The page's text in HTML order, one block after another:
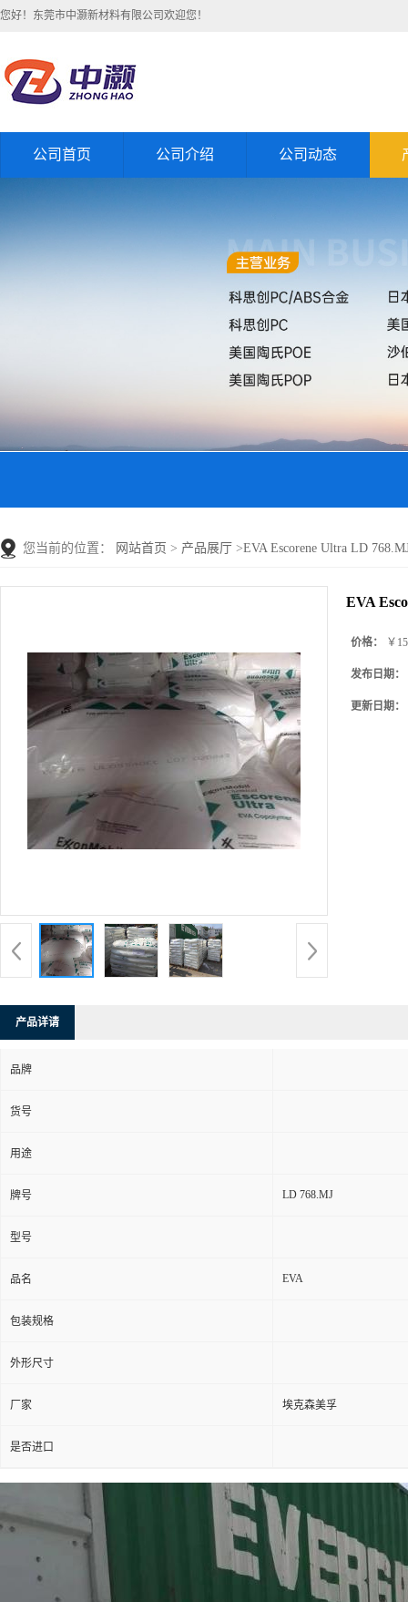
您好！东莞市中灏新材料有限公司欢迎您！
公司首页 公司介绍 公司动态
您当前的位置： 网站首页 > 产品展厅 >EVA Escorene Ultra LD
EVA
价格： ￥
发布日期：
更新日期：
产品详请
品牌
货号
用途
牌号 LD 768.MJ
型号
品名 EVA
包装规格
外形尺寸
厂家 埃克森美孚
是否进口